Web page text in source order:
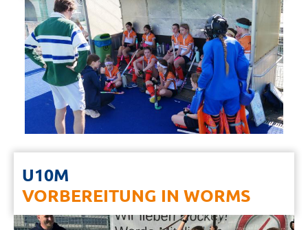
U10M
VORBEREITUNG IN WORMS